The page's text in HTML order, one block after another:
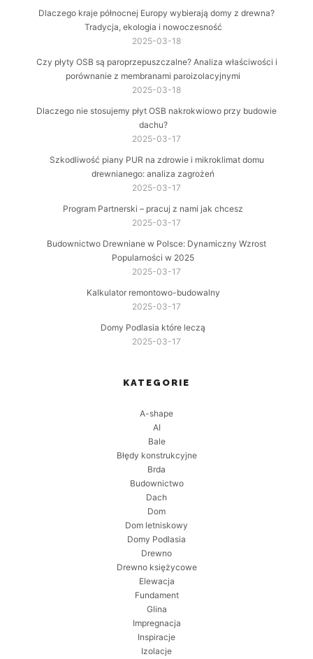
Dlaczego kraje północnej Europy wybierają domy z drewna?
Tradycja, ekologia i nowoczesność
2025-03-18
Czy płyty OSB są paroprzepuszczalne? Analiza właściwości i
porównanie z membranami paroizolacyjnymi
2025-03-18
Dlaczego nie stosujemy płyt OSB nakrokwiowo przy budowie
dachu?
2025-03-17
Szkodliwość piany PUR na zdrowie i mikroklimat domu
drewnianego: analiza zagrożeń
2025-03-17
Program Partnerski – pracuj z nami jak chcesz
2025-03-17
Budownictwo Drewniane w Polsce: Dynamiczny Wzrost
Popularności w 2025
2025-03-17
Kalkulator remontowo-budowalny
2025-03-17
Domy Podlasia które leczą
2025-03-17
KATEGORIE
A-shape
AI
Bale
Błędy konstrukcyjne
Brda
Budownictwo
Dach
Dom
Dom letniskowy
Domy Podlasia
Drewno
Drewno księżycowe
Elewacja
Fundament
Glina
Impregnacja
Inspiracje
Izolacje